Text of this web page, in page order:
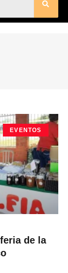
EVENTOS
de la